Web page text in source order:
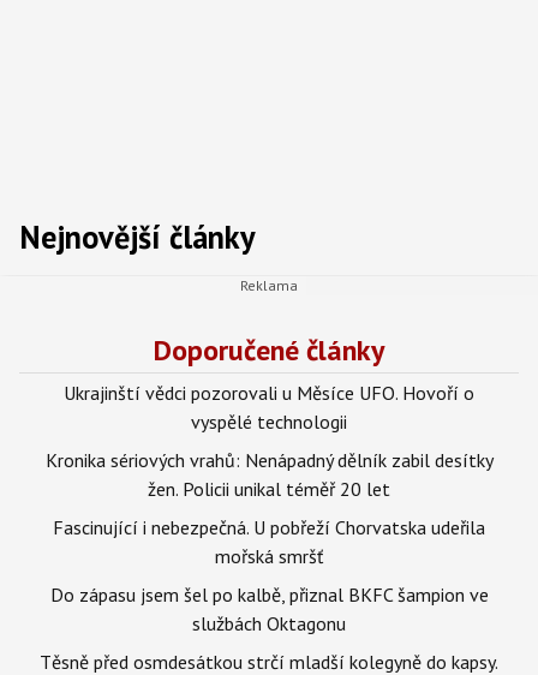
Nejnovější články
Doporučené články
Ukrajinští vědci pozorovali u Měsíce UFO. Hovoří o
vyspělé technologii
Kronika sériových vrahů: Nenápadný dělník zabil desítky
žen. Policii unikal téměř 20 let
Fascinující i nebezpečná. U pobřeží Chorvatska udeřila
mořská smršť
Do zápasu jsem šel po kalbě, přiznal BKFC šampion ve
službách Oktagonu
Těsně před osmdesátkou strčí mladší kolegyně do kapsy.